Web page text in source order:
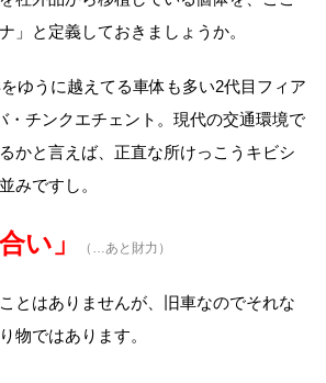
」と定義しておきましょうか。
ゆうに越えてる車体も多い2代目フィア
・チンクエチェント。現代の交通環境で
かと言えば、正直な所けっこうキビシ
みですし。
い」 （…あと財力）
とはありませんが、旧車なのでそれな
物ではあります。